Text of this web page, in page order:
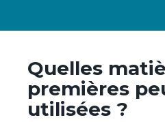
Quelles
premières
utilisées ?